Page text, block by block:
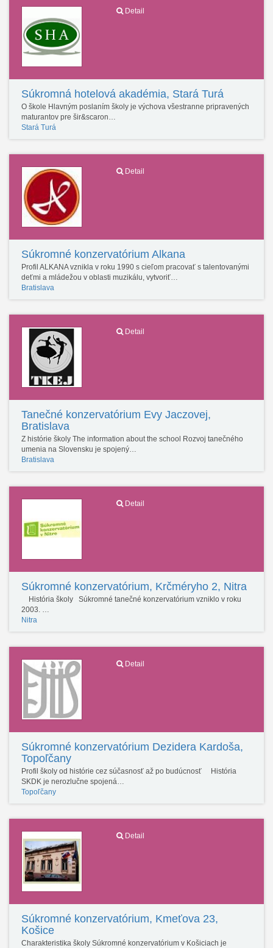
Detail
Súkromná hotelová akadémia, Stará Turá
O škole Hlavným poslaním školy je výchova všestranne pripravených
maturantov pre šir&scaron…
Stará Turá
Detail
Súkromné konzervatórium Alkana
Profil ALKANA vznikla v roku 1990 s cieľom pracovať s talentovanými
deťmi a mládežou v oblasti muzikálu, vytvoriť…
Bratislava
Detail
Tanečné konzervatórium Evy Jaczovej,
Bratislava
Z histórie školy The information about the school Rozvoj tanečného
umenia na Slovensku je spojený…
Bratislava
Detail
Súkromné konzervatórium, Krčméryho 2, Nitra
História školy Súkromné tanečné konzervatórium vzniklo v roku
2003. …
Nitra
Detail
Súkromné konzervatórium Dezidera Kardoša,
Topoľčany
Profil školy od histórie cez súčasnosť až po budúcnosť História
SKDK je nerozlučne spojená…
Topoľčany
Detail
Súkromné konzervatórium, Kmeťova 23,
Košice
Charakteristika školy Súkromné konzervatórium v Košiciach je